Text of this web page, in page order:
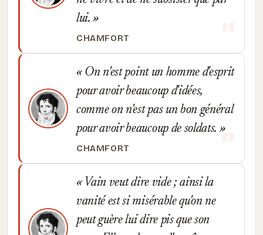
lui.
CHAMFORT
On n'est point un homme d'esprit
pour avoir beaucoup d'idées,
comme on n'est pas un bon général
pour avoir beaucoup de soldats.
CHAMFORT
Vain veut dire vide ; ainsi la
vanité est si misérable qu'on ne
peut guère lui dire pis que son